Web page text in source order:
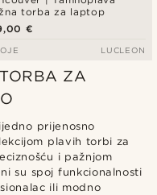
torba za laptop
€
LUCLEON
ZA
prijenosno
plavih torbi za
i pažnjom
su spoj funkcionalnosti
ili modno